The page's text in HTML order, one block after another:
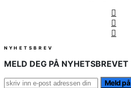
NYHETSBREV
MELD DEG PÅ NYHETSBREVET
Meld på